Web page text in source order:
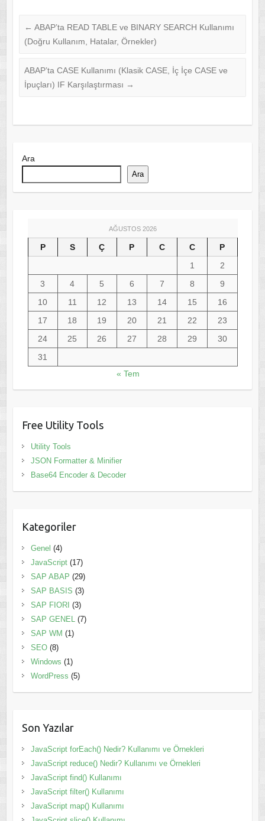
← ABAP’ta READ TABLE ve BINARY SEARCH Kullanımı
(Doğru Kullanım, Hatalar, Örnekler)
ABAP’ta CASE Kullanımı (Klasik CASE, İç İçe CASE ve
İpuçları) IF Karşılaştırması →
Ara
Ara
AĞUSTOS 2026
P S Ç P C C
P
1
2
3
4 5 6 7 8
9
10
11 12 13 14 15
16
17
18 19 20 21 22
23
24
25 26 27 28 29
30
31
« Tem
Free Utility Tools
Utility Tools
JSON Formatter & Minifier
Base64 Encoder & Decoder
Kategoriler
Genel (4)
JavaScript(17)
SAP ABAP (29)
SAP BASIS (3)
SAP FIORI (3)
SAP GENEL
(7)
SAP WM (1)
SEO(8)
Windows (1)
WordPress (5)
Son Yazılar
JavaScript forEach() Nedir? Kullanımı ve Örnekleri
JavaScript reduce() Nedir? Kullanımı ve Örnekleri
JavaScript find() Kullanımı
JavaScript filter() Kullanımı
JavaScript map() Kullanımı